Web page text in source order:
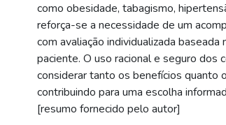
como obesidade, tabagismo,
reforça-se a necessidade de um
com avaliação individualizada
paciente. O uso racional e seguro dos
considerar tanto os benefícios quanto
contribuindo para uma escolha
[resumo fornecido pelo autor]